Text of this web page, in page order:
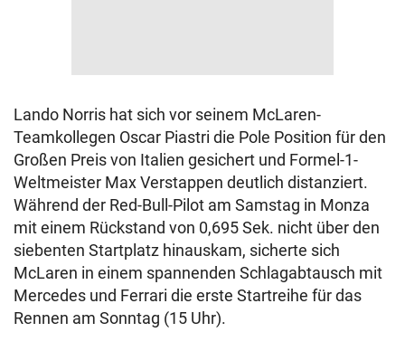
Lando Norris hat sich vor seinem McLaren-
Teamkollegen Oscar Piastri die Pole Position für den
Großen Preis von Italien gesichert und Formel-1-
Weltmeister Max Verstappen deutlich distanziert.
Während der Red-Bull-Pilot am Samstag in Monza
mit einem Rückstand von 0,695 Sek. nicht über den
siebenten Startplatz hinauskam, sicherte sich
McLaren in einem spannenden Schlagabtausch mit
Mercedes und Ferrari die erste Startreihe für das
Rennen am Sonntag (15 Uhr).